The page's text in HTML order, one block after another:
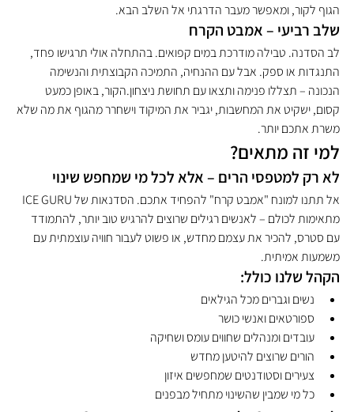
הגוף לקור, ומאפשר מעבר הדרגתי אל השלב הבא.
שלב רביעי – אמבט הקרח
לב הסדנה. טבילה מודרכת במים קפואים. בהתחלה אולי תרגישו פחד,
התנגדות או ספק. אבל עם ההנחיה, התמיכה הקבוצתית והנשימה
הנכונה – תצללו פנימה ותצאו עם תחושת ניצחון.הקור, באופן כמעט
קסום, ישקיט את המחשבות, יגביר את המיקוד וישחרר מהגוף את מה שלא
משרת אתכם יותר.
למי זה מתאים?
לא רק למטפסי הרים – אלא לכל מי שמחפש שינוי
מתאימות לכולם – לאנשים רגילים שרוצים להרגיש טוב יותר, להתמודד
עם סטרס, להכיר את עצמם מחדש, או פשוט לעבור חוויה עוצמתית עם
משמעות אמיתית.
הקהל שלנו כולל:
נשים וגברים מכל הגילאים
ספורטאים ואנשי כושר
עובדים ומנהלים שחווים עומס ושחיקה
הורים שרוצים להיטען מחדש
צעירים וסטודנטים שמחפשים איזון
כל מי שמבין שהשינוי מתחיל מבפנים